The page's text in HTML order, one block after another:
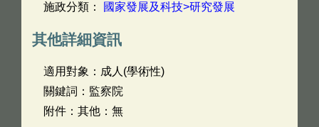
施政分類：
國家發展及科技>研究發展
其他詳細資訊
適用對象：成人(學術性)
關鍵詞：監察院
附件：其他：無